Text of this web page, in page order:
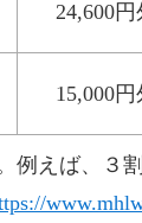
24,600
15,000
えば、３